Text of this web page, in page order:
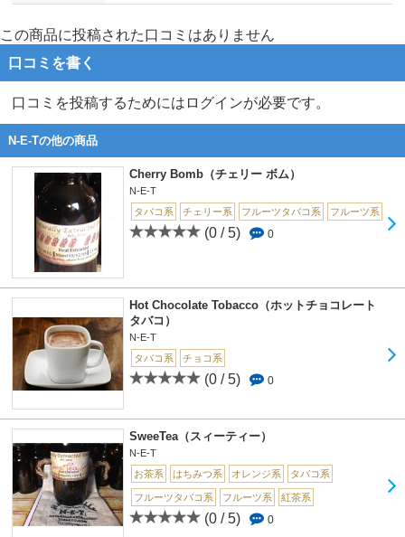
この商品に投稿された口コミはありません
口コミを書く
口コミを投稿するためにはログインが必要です。
N-E-Tの他の商品
Cherry Bomb（チェリー ボム）
N-E-T
タバコ系
チェリー系 フルーツタバコ系 フルーツ系
(0 / 5) 0
Hot Chocolate Tobacco（ホットチョコレート
タバコ）
N-E-T
タバコ系
チョコ系
(0 / 5) 0
SweeTea（スィーティー）
N-E-T
お茶系
はちみつ系 オレンジ系 タバコ系
フルーツタバコ系 フルーツ系 紅茶系
(0 / 5) 0